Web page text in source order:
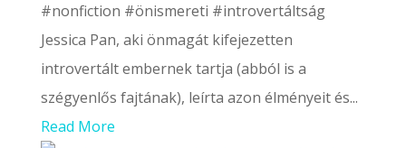
#nonfiction #önismereti #introvertáltság
Jessica Pan, aki önmagát kifejezetten
introvertált embernek tartja (abból is a
szégyenlős fajtának), leírta azon élményeit és...
Read More